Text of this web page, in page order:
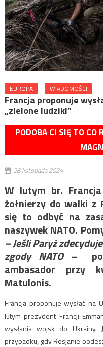
EUROPA WIADOMOŚCI
Francja proponuje
„zielone ludziki”
PODOBA CI SIĘ TO CO
28 listopada 2024
W lutym br. Francja
żołnierzy do walki z
się to odbyć na
naszywek NATO.
– Jeśli Paryż
zgody NATO–
ambasador przy
Matulonis.
Francja proponuje wysłać na
lutym prezydent Francji
wysłania wojsk do Ukrainy.
przypadku, gdy Rosjanie